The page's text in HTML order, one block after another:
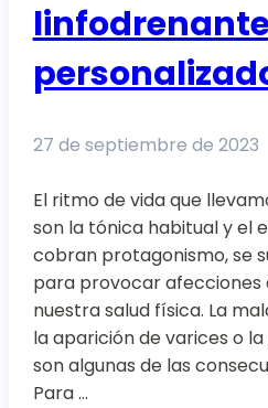
27 de septiembre de 2023
El ritmo de vida que
son la tónica habitual y el
cobran protagonismo, se
para provocar
nuestra salud física. La
la aparición de varices o
son algunas de las
Para …